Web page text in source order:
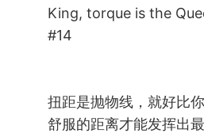
King, torque is the
#14
扭距是抛物线，就好比
舒服的距离才能发挥出